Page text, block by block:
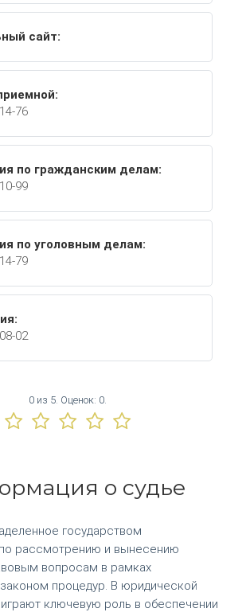
сайт:
76
по гражданским делам:
99
по уголовным делам:
79
02
0 из 5. Оценок: 0
о судье
государством
рассмотрению и вынесению
вопросам в рамках
процедур. В юридической
ключевую роль в обеспечении